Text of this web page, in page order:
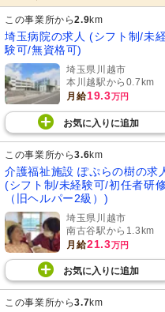
この事業所から2.9km
埼玉病院の求人 (シフト制/未
験可/無資格可)
埼玉県川越市
本川越駅から0.7km
月給19.3万円
お気に入り に追加
この事業所から3.6km
介護福祉施設 ぽぷらの樹の求
(シフト制/未経験可/初任者研
（旧ヘルパー2級）)
埼玉県川越市
南古谷駅から1.3km
月給21.3万円
お気に入り に追加
この事業所から3.7km